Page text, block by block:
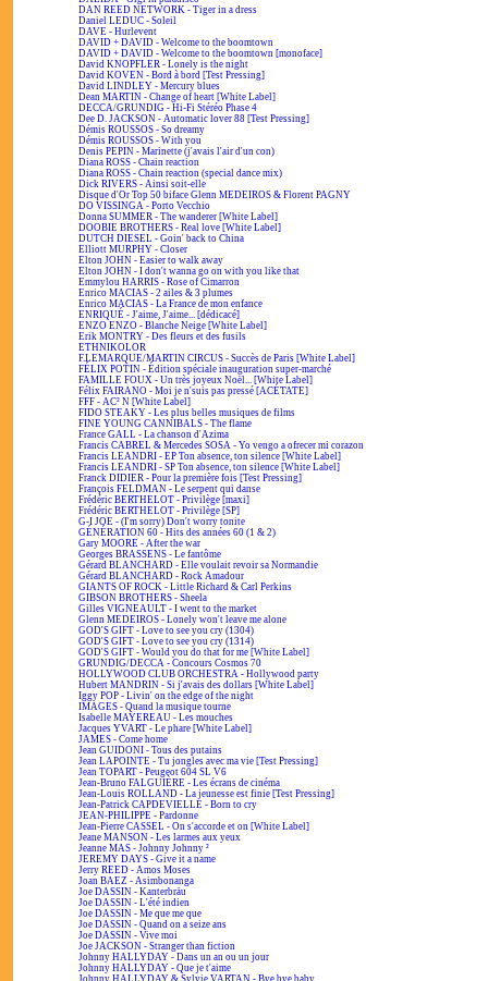
DAN REED NETWORK - Tiger in a dress
Daniel LEDUC - Soleil
DAVE - Hurlevent
DAVID + DAVID - Welcome to the boomtown
DAVID + DAVID - Welcome to the boomtown [monoface]
David KNOPFLER - Lonely is the night
David KOVEN - Bord à bord [Test Pressing]
David LINDLEY - Mercury blues
Dean MARTIN - Change of heart [White Label]
DECCA/GRUNDIG - Hi-Fi Stéréo Phase 4
Dee D. JACKSON - Automatic lover 88 [Test Pressing]
Démis ROUSSOS - So dreamy
Démis ROUSSOS - With you
Denis PEPIN - Marinette (j'avais l'air d'un con)
Diana ROSS - Chain reaction
Diana ROSS - Chain reaction (special dance mix)
Dick RIVERS - Ainsi soit-elle
Disque d'Or Top 50 biface Glenn MEDEIROS & Florent PAGNY
DO VISSINGA - Porto Vecchio
Donna SUMMER - The wanderer [White Label]
DOOBIE BROTHERS - Real love [White Label]
DUTCH DIESEL - Goin' back to China
Elliott MURPHY - Closer
Elton JOHN - Easier to walk away
Elton JOHN - I don't wanna go on with you like that
Emmylou HARRIS - Rose of Cimarron
Enrico MACIAS - 2 ailes & 3 plumes
Enrico MACIAS - La France de mon enfance
ENRIQUÉ - J'aime, J'aime... [dédicacé]
ENZO ENZO - Blanche Neige [White Label]
Erik MONTRY - Des fleurs et des fusils
ETHNIKOLOR
F.LEMARQUE/MARTIN CIRCUS - Succès de Paris [White Label]
FÉLIX POTIN - Édition spéciale inauguration super-marché
FAMILLE FOUX - Un très joyeux Noël... [White Label]
Félix FAIRANO - Moi je n'suis pas pressé [ACÉTATE]
FFF - AC² N [White Label]
FIDO STEAKY - Les plus belles musiques de films
FINE YOUNG CANNIBALS - The flame
France GALL - La chanson d'Azima
Francis CABREL & Mercedes SOSA - Yo vengo a ofrecer mi corazon
Francis LEANDRI - EP Ton absence, ton silence [White Label]
Francis LEANDRI - SP Ton absence, ton silence [White Label]
Franck DIDIER - Pour la première fois [Test Pressing]
François FELDMAN - Le serpent qui danse
Frédéric BERTHELOT - Privilège [maxi]
Frédéric BERTHELOT - Privilège [SP]
G-I JOE - (I'm sorry) Don't worry tonite
GÉNÉRATION 60 - Hits des années 60 (1 & 2)
Gary MOORE - After the war
Georges BRASSENS - Le fantôme
Gérard BLANCHARD - Elle voulait revoir sa Normandie
Gérard BLANCHARD - Rock Amadour
GIANTS OF ROCK - Little Richard & Carl Perkins
GIBSON BROTHERS - Sheela
Gilles VIGNEAULT - I went to the market
Glenn MEDEIROS - Lonely won't leave me alone
GOD'S GIFT - Love to see you cry (1304)
GOD'S GIFT - Love to see you cry (1314)
GOD'S GIFT - Would you do that for me [White Label]
GRUNDIG/DECCA - Concours Cosmos 70
HOLLYWOOD CLUB ORCHESTRA - Hollywood party
Hubert MANDRIN - Si j'avais des dollars [White Label]
Iggy POP - Livin' on the edge of the night
IMAGES - Quand la musique tourne
Isabelle MAYEREAU - Les mouches
Jacques YVART - Le phare [White Label]
JAMES - Come home
Jean GUIDONI - Tous des putains
Jean LAPOINTE - Tu jongles avec ma vie [Test Pressing]
Jean TOPART - Peugeot 604 SL V6
Jean-Bruno FALGUIÈRE - Les écrans de cinéma
Jean-Louis ROLLAND - La jeunesse est finie [Test Pressing]
Jean-Patrick CAPDEVIELLE - Born to cry
JEAN-PHILIPPE - Pardonne
Jean-Pierre CASSEL - On s'accorde et on [White Label]
Jeane MANSON - Les larmes aux yeux
Jeanne MAS - Johnny Johnny ²
JEREMY DAYS - Give it a name
Jerry REED - Amos Moses
Joan BAEZ - Asimbonanga
Joe DASSIN - Kanterbräu
Joe DASSIN - L'été indien
Joe DASSIN - Me que me que
Joe DASSIN - Quand on a seize ans
Joe DASSIN - Vive moi
Joe JACKSON - Stranger than fiction
Johnny HALLYDAY - Dans un an ou un jour
Johnny HALLYDAY - Que je t'aime
Johnny HALLYDAY & Sylvie VARTAN - Bye bye baby